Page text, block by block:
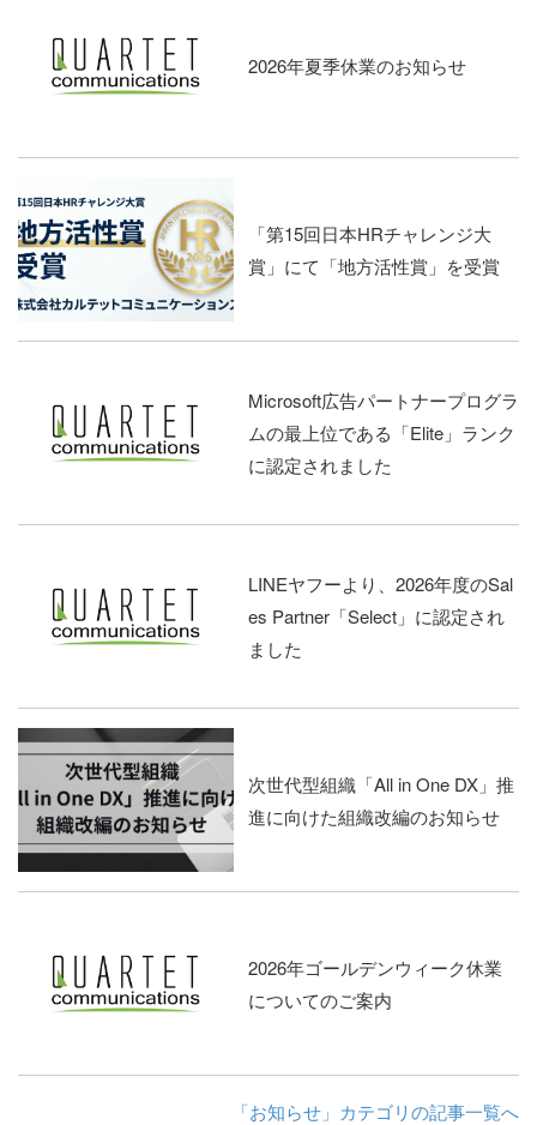
2026年夏季休業のお知らせ
「第15回日本HRチャレンジ大
賞」にて「地方活性賞」を受賞
Microsoft広告パートナープログラ
ムの最上位である「Elite」ランク
に認定されました
LINEヤフーより、2026年度のSal
es Partner「Select」に認定され
ました
次世代型組織「All in One DX」推
進に向けた組織改編のお知らせ
2026年ゴールデンウィーク休業
についてのご案内
「お知らせ」カテゴリの記事一覧へ